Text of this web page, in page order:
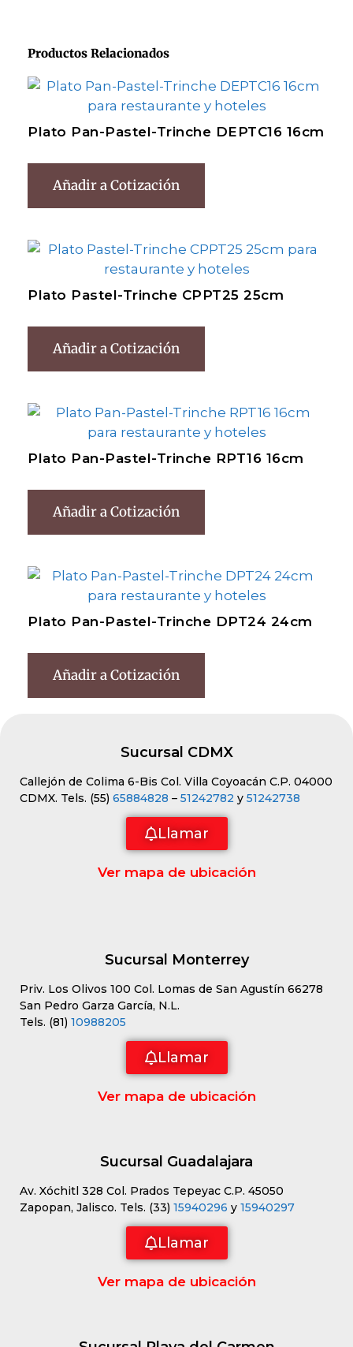
Productos Relacionados
Plato Pan-Pastel-Trinche DEPTC16 16cm
Añadir a Cotización
Plato Pastel-Trinche CPPT25 25cm
Añadir a Cotización
Plato Pan-Pastel-Trinche RPT16 16cm
Añadir a Cotización
Plato Pan-Pastel-Trinche DPT24 24cm
Añadir a Cotización
Sucursal CDMX
Callejón de Colima 6-Bis Col. Villa Coyoacán C.P. 04000
CDMX. Tels. (55) 65884828 – 51242782 y 51242738
Llamar
Ver mapa de ubicación
Sucursal Monterrey
Priv. Los Olivos 100 Col. Lomas de San Agustín 66278
San Pedro Garza García, N.L.
Tels. (81) 10988205
Llamar
Ver mapa de ubicación
Sucursal Guadalajara
Av. Xóchitl 328 Col. Prados Tepeyac C.P. 45050
Zapopan, Jalisco. Tels. (33) 15940296 y 15940297
Llamar
Ver mapa de ubicación